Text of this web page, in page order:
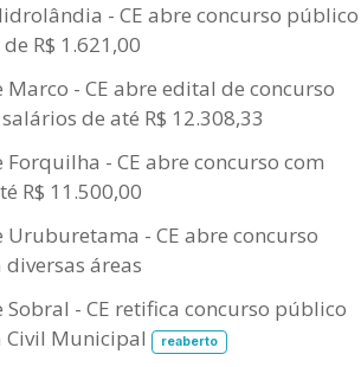
- CE abre concurso público
R$ 1.621,00
- CE abre edital de concurso
de até R$ 12.308,33
- CE abre concurso com
R$ 11.500,00
Uruburetama - CE abre concurso
áreas
- CE retifica concurso público
Civil Municipal
reaberto